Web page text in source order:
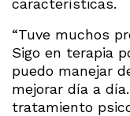
“Tuve muchos
Sigo en terapia
puedo manejar
mejorar día a
tratamiento